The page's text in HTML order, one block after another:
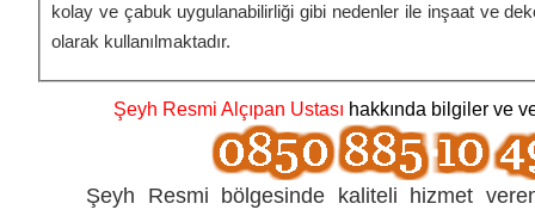
kolay ve çabuk uygulanabilirliği gibi nedenler ile inşaat ve
olarak kullanılmaktadır.
Şeyh Resmi Alçıpan Ustası hakkında bilgiler ve
Şeyh Resmi bölgesinde kaliteli hizmet veren